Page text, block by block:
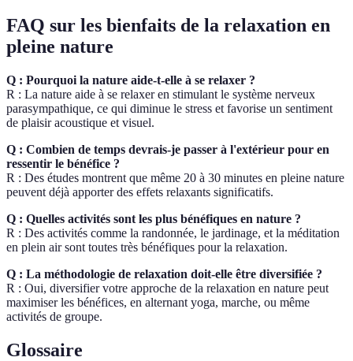
FAQ sur les bienfaits de la relaxation en
pleine nature
Q : Pourquoi la nature aide-t-elle à se relaxer ?
R : La nature aide à se relaxer en stimulant le système nerveux
parasympathique, ce qui diminue le stress et favorise un sentiment
de plaisir acoustique et visuel.
Q : Combien de temps devrais-je passer à l'extérieur pour en
ressentir le bénéfice ?
R : Des études montrent que même 20 à 30 minutes en pleine nature
peuvent déjà apporter des effets relaxants significatifs.
Q : Quelles activités sont les plus bénéfiques en nature ?
R : Des activités comme la randonnée, le jardinage, et la méditation
en plein air sont toutes très bénéfiques pour la relaxation.
Q : La méthodologie de relaxation doit-elle être diversifiée ?
R : Oui, diversifier votre approche de la relaxation en nature peut
maximiser les bénéfices, en alternant yoga, marche, ou même
activités de groupe.
Glossaire